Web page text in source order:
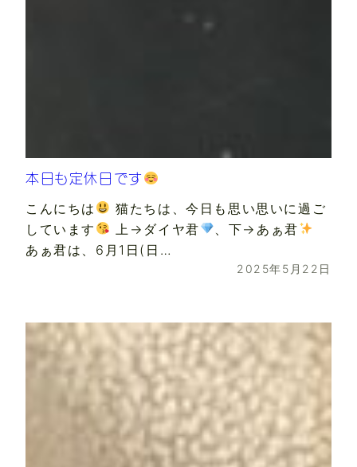
本日も定休日です
こんにちは
猫たちは、今日も思い思いに過ご
しています
上→ダイヤ君
、下→あぁ君
あぁ君は、6月1日(日…
2025年5月22日